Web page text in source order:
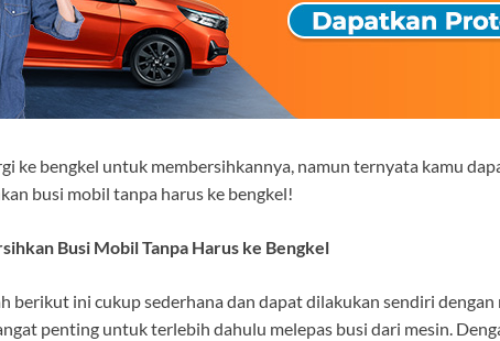
ke bengkel untuk membersihkannya, namun ternyata kamu
busi mobil tanpa harus ke bengkel!
Busi Mobil Tanpa Harus ke Bengkel
berikut ini cukup sederhana dan dapat dilakukan sendiri
penting untuk terlebih dahulu melepas busi dari mesin.